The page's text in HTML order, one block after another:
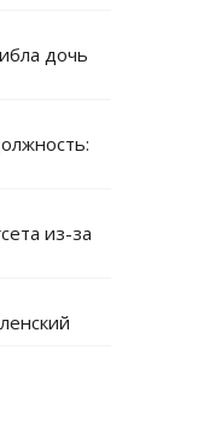
дочь
из-за